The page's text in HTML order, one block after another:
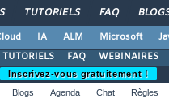
TUTORIELS FAQ
IA ALM Microsoft
TUTORIELS
FAQ WEBINAIRES
Inscrivez-vous gratuitement !
Blogs Agenda Chat Règles